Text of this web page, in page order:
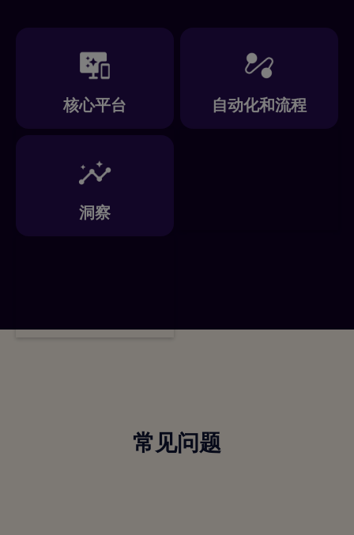
核心平台 自动化和流程
洞察
常见问题